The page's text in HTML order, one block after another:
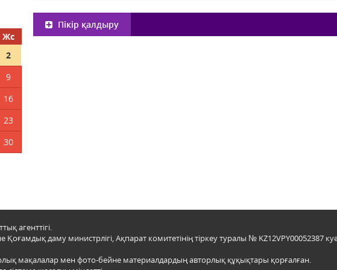
Жс
2
9
16
23
30
Пікір қалдыру
агенттігі.
даму министрлігі, Ақпарат комитетінің тіркеу туралы № KZ12VPY00052387
мақалалар мен фото-бейне материалдардың авторлық құқықтары қорғалған.